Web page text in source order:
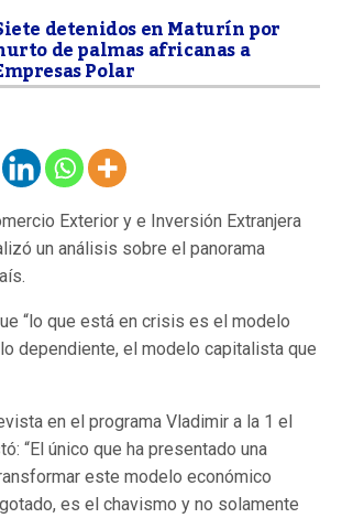
detenidos en Maturín por
de palmas africanas a
Polar
Exterior y e Inversión Extranjera
un análisis sobre el panorama
“lo que está en crisis es el modelo
dependiente, el modelo capitalista que
en el programa Vladimir a la 1 el
“El único que ha presentado una
este modelo económico
es el chavismo y no solamente